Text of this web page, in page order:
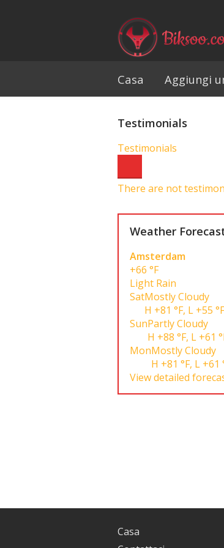
Casa Aggiungi
Testimonials
Testimonials
There are not
Weather
Amsterdam
+66 °F
Light Rain
SatMostly Cloudy
H +81 °F, L +55 °F
SunPartly Cloudy
H +88 °F, L +61
MonMostly Cloudy
H +81 °F, L +61
View detailed
Casa